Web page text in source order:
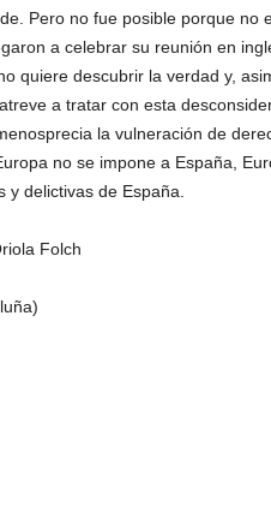
Pero no fue posible porque no
a celebrar su reunión en
quiere descubrir la verdad y,
a tratar con esta
la vulneración de
no se impone a España,
y delictivas de España.
Folch